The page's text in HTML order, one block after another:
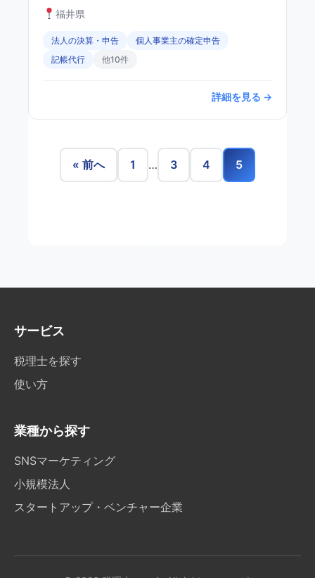
福井県
法人の決算・申告
個人事業主の確定申告
記帳代行
他10件
詳細を見る →
« 前へ 1 … 3 4 5
サービス
税理士を探す
使い方
業種から探す
SNSマーケティング
小規模法人
スタートアップ・ベンチャー企業